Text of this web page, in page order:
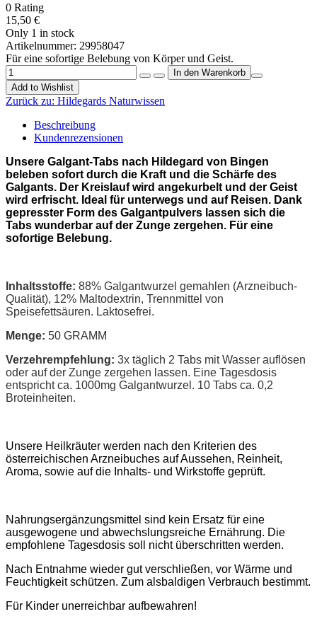
0 Rating
15,50 €
Only 1 in stock
Artikelnummer: 29958047
Für eine sofortige Belebung von Körper und Geist.
Add to Wishlist
Zurück zu: Hildegards Naturwissen
Beschreibung
Kundenrezensionen
Unsere Galgant-Tabs nach Hildegard von Bingen
beleben sofort durch die Kraft und die Schärfe des
Galgants. Der Kreislauf wird angekurbelt und der Geist
wird erfrischt. Ideal für unterwegs und auf Reisen. Dank
gepresster Form des Galgantpulvers lassen sich die
Tabs wunderbar auf der Zunge zergehen. Für eine
sofortige Belebung.
Inhaltsstoffe: 88% Galgantwurzel gemahlen (Arzneibuch-
Qualität), 12% Maltodextrin, Trennmittel von
Speisefettsäuren. Laktosefrei.
Menge: 50 GRAMM
Verzehrempfehlung: 3x täglich 2 Tabs mit Wasser auflösen
oder auf der Zunge zergehen lassen. Eine Tagesdosis
entspricht ca. 1000mg Galgantwurzel. 10 Tabs ca. 0,2
Broteinheiten.
Unsere Heilkräuter werden nach den Kriterien des
österreichischen Arzneibuches auf Aussehen, Reinheit,
Aroma, sowie auf die Inhalts- und Wirkstoffe geprüft.
Nahrungsergänzungsmittel sind kein Ersatz für eine
ausgewogene und abwechslungsreiche Ernährung. Die
empfohlene Tagesdosis soll nicht überschritten werden.
Nach Entnahme wieder gut verschließen, vor Wärme und
Feuchtigkeit schützen. Zum alsbaldigen Verbrauch bestimmt.
Für Kinder unerreichbar aufbewahren!